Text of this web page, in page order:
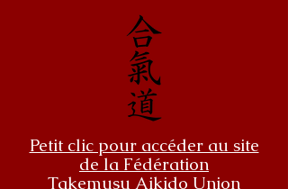
Petit clic pour accéder au site
de la Fédération
Takemusu Aikido Union